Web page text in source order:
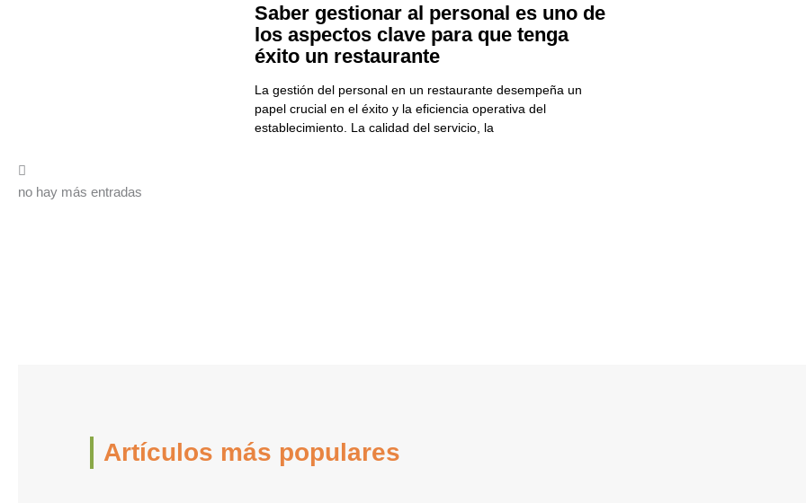
Saber gestionar al personal es uno de
los aspectos clave para que tenga
éxito un restaurante
La gestión del personal en un restaurante desempeña un
papel crucial en el éxito y la eficiencia operativa del
establecimiento. La calidad del servicio, la
no hay más entradas
Artículos más populares